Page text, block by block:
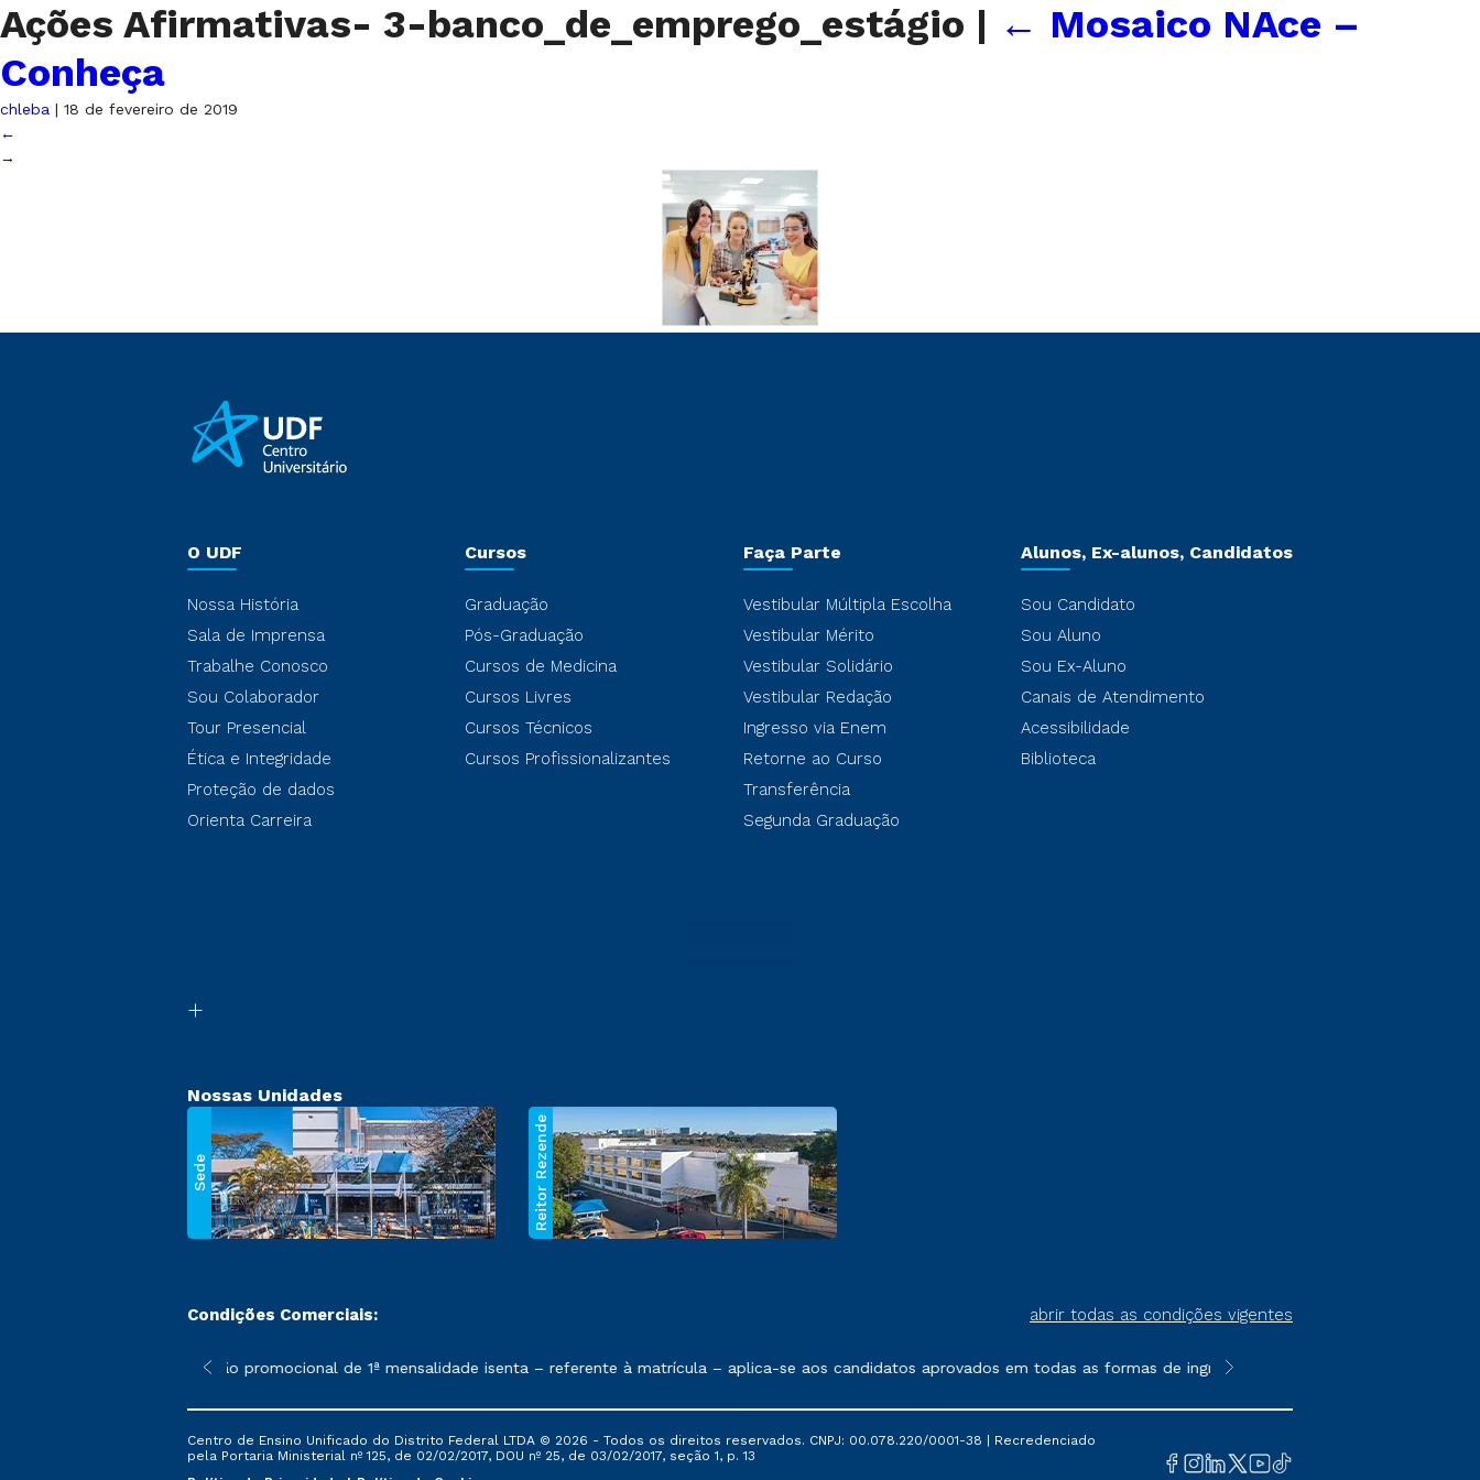
Ações Afirmativas- 3-banco_de_emprego_estágio | ← Mosaico NAce –
Conheça
chleba | 18 de fevereiro de 2019
←
→
O UDF
Nossa História
Sala de Imprensa
Trabalhe Conosco
Sou Colaborador
Tour Presencial
Ética e Integridade
Proteção de dados
Orienta Carreira
Cursos
Graduação
Pós-Graduação
Cursos de Medicina
Cursos Livres
Cursos Técnicos
Cursos Profissionalizantes
Faça Parte
Vestibular Múltipla Escolha
Vestibular Mérito
Vestibular Solidário
Vestibular Redação
Ingresso via Enem
Retorne ao Curso
Transferência
Segunda Graduação
Alunos, Ex-alunos, Candidatos
Sou Candidato
Sou Aluno
Sou Ex-Aluno
Canais de Atendimento
Acessibilidade
Biblioteca
Nossas Unidades
Sede Reitor Rezende
Condições Comerciais: abrir todas as condições vigentes
sofrer alterações nos períodos de rematrícula conforme exposto no contrato de prestação de serviços.
*A condição promocional de 1ª mensalidade isenta – referente à matrícula – aplica-se aos candidatos aprovados em todas as formas de ingresso, exceto na prova on-line ou
**Semipresencial é um formato do
Centro de Ensino Unificado do Distrito Federal LTDA © 2026 - Todos os direitos reservados. CNPJ: 00.078.220/0001-38 | Recredenciado
pela Portaria Ministerial nº 125, de 02/02/2017, DOU nº 25, de 03/02/2017, seção 1, p. 13